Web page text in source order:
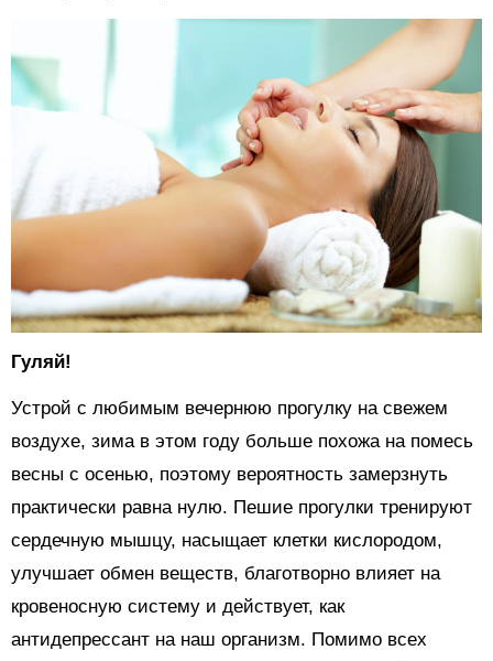
Гуляй!
Устрой с любимым вечернюю прогулку на свежем
воздухе, зима в этом году больше похожа на помесь
весны с осенью, поэтому вероятность замерзнуть
практически равна нулю. Пешие прогулки тренируют
сердечную мышцу, насыщает клетки кислородом,
улучшает обмен веществ, благотворно влияет на
кровеносную систему и действует, как
антидепрессант на наш организм. Помимо всех